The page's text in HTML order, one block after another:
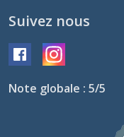
Suivez nous
Note globale : 5/5